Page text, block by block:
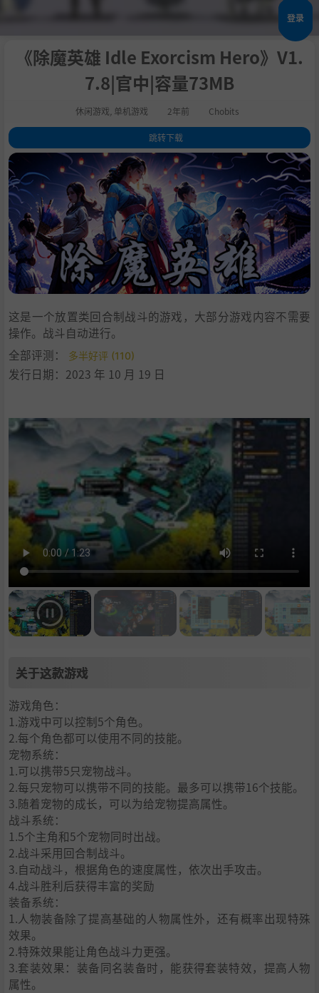
登录
《除魔英雄 Idle Exorcism Hero》V1.
7.8|官中|容量73MB
休闲游戏 单机游戏 2年前 Chobits
跳转下载
1.关于这款游戏
2.系统需求
3.支持作者
4 学习下载
这是一个放置类回合制战斗的游戏，大部分游戏内容不需要
操作。战斗自动进行。
全部评测：
多半好评 (110)
发行日期：2023 年 10 月 19 日
关于这款游戏
游戏角色：
1.游戏中可以控制5个角色。
2.每个角色都可以使用不同的技能。
宠物系统：
1.可以携带5只宠物战斗。
2.每只宠物可以携带不同的技能。最多可以携带16个技能。
3.随着宠物的成长，可以为给宠物提高属性。
战斗系统：
1.5个主角和5个宠物同时出战。
2.战斗采用回合制战斗。
3.自动战斗，根据角色的速度属性，依次出手攻击。
4.战斗胜利后获得丰富的奖励
装备系统：
1.人物装备除了提高基础的人物属性外，还有概率出现特殊
效果。
2.特殊效果能让角色战斗力更强。
3.套装效果：装备同名装备时，能获得套装特效，提高人物
属性。